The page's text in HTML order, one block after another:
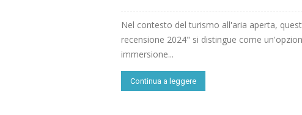
Nel contesto del turismo all'aria aperta,
recensione 2024" si distingue come
immersione...
Continua a leggere